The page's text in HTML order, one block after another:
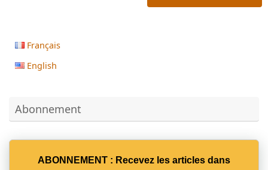
Français
English
Abonnement
ABONNEMENT : Recevez les articles dans